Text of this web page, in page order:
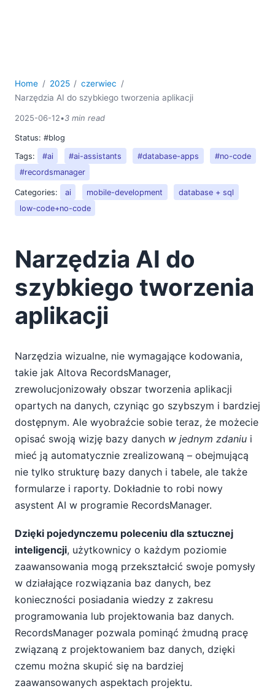
Home 2025
czerwiec
Narzędzia AI do szybkiego tworzenia aplikacji
2025-06-12•3 min read
Status: #blog
Tags:
#ai #ai-assistants #database-apps
#no-code
#recordsmanager
Categories: ai mobile-development
database + sql
low-code+no-code
Narzędzia AI do
szybkiego tworzenia
aplikacji
Narzędzia wizualne, nie wymagające kodowania,
takie jak Altova RecordsManager,
zrewolucjonizowały obszar tworzenia aplikacji
opartych na danych, czyniąc go szybszym i bardziej
dostępnym. Ale wyobraźcie sobie teraz, że możecie
opisać swoją wizję bazy danych w jednym zdaniu i
mieć ją automatycznie zrealizowaną – obejmującą
nie tylko strukturę bazy danych i tabele, ale także
formularze i raporty. Dokładnie to robi nowy
asystent AI w programie RecordsManager.
Dzięki pojedynczemu poleceniu dla sztucznej
inteligencji, użytkownicy o każdym poziomie
zaawansowania mogą przekształcić swoje pomysły
w działające rozwiązania baz danych, bez
konieczności posiadania wiedzy z zakresu
programowania lub projektowania baz danych.
RecordsManager pozwala pominąć żmudną pracę
związaną z projektowaniem baz danych, dzięki
czemu można skupić się na bardziej
zaawansowanych aspektach projektu.